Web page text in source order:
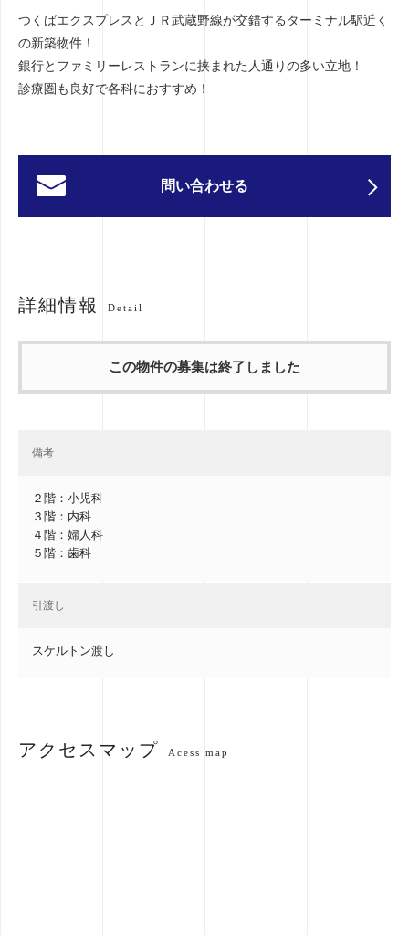
つくばエクスプレスとＪＲ武蔵野線が交錯するターミナル駅近く
の新築物件！
銀行とファミリーレストランに挟まれた人通りの多い立地！
診療圏も良好で各科におすすめ！
問い合わせる
詳細情報 Detail
この物件の募集は終了しました
備考
２階：小児科
３階：内科
４階：婦人科
５階：歯科
引渡し
スケルトン渡し
アクセスマップ Acess map